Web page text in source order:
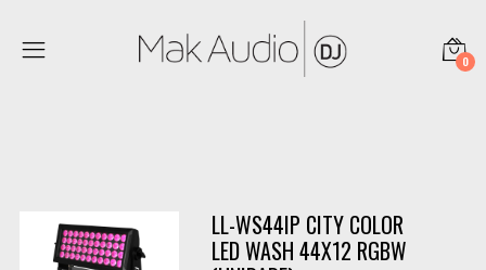
0
LL-WS44IP CITY COLOR
LED WASH 44X12 RGBW